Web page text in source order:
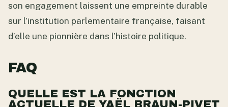
son engagement laissent une empreinte durable
sur l’institution parlementaire française, faisant
d’elle une pionnière dans l’histoire politique.
FAQ
QUELLE EST LA FONCTION
ACTUELLE DE YAËL BRAUN-PIVET